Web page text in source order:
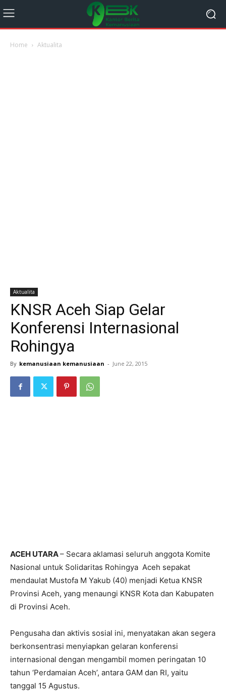
Home Aktualita
Aktualita
KNSR Aceh Siap Gelar
Konferensi Internasional
Rohingya
By kemanusiaan kemanusiaan - June 22, 2015
ACEH UTARA– Secara aklamasi seluruh anggota Komite
Nasional untuk Solidaritas Rohingya Aceh sepakat
mendaulat Mustofa M Yakub (40) menjadi Ketua KNSR
Provinsi Aceh, yang menaungi KNSR Kota dan Kabupaten
di Provinsi Aceh.
Pengusaha dan aktivis sosial ini, menyatakan akan segera
berkonsentrasi menyiapkan gelaran konferensi
internasional dengan mengambil momen peringatan 10
tahun ‘Perdamaian Aceh’, antara GAM dan RI, yaitu
tanggal 15 Agustus.